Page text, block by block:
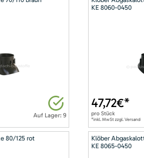
Auf Lager: 9
KE 8060-0450
47,72€*
pro Stück
*inkl. MwSt zzgl. Versand
80/125 rot
Klöber
KE 8065-0450